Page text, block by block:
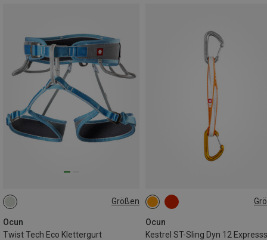
Größen
Ocun
Twist Tech Eco Klettergurt
69-100CM
Ocun
Kestrel ST-Sling Dyn 12
60CM